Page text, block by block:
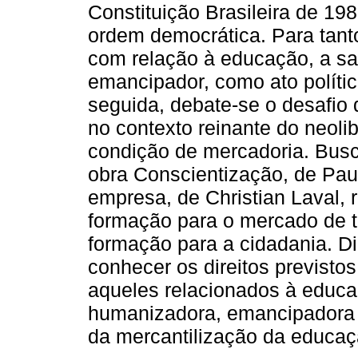
Constituição Brasileira de
ordem democrática. Para
com relação à educação, a
emancipador, como ato
seguida, debate-se o desafio
no contexto reinante do
condição de mercadoria.
obra Conscientização, de
empresa, de Christian Laval,
formação para o mercado de
formação para a cidadania.
conhecer os direitos
aqueles relacionados à
humanizadora,
da mercantilização da